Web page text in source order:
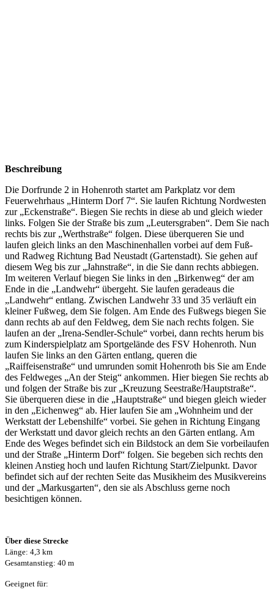
Beschreibung
Die Dorfrunde 2 in Hohenroth startet am Parkplatz vor dem
Feuerwehrhaus „Hinterm Dorf 7“. Sie laufen Richtung Nordwesten
zur „Eckenstraße“. Biegen Sie rechts in diese ab und gleich wieder
links. Folgen Sie der Straße bis zum „Leutersgraben“. Dem Sie nach
rechts bis zur „Werthstraße“ folgen. Diese überqueren Sie und
laufen gleich links an den Maschinenhallen vorbei auf dem Fuß-
und Radweg Richtung Bad Neustadt (Gartenstadt). Sie gehen auf
diesem Weg bis zur „Jahnstraße“, in die Sie dann rechts abbiegen.
Im weiteren Verlauf biegen Sie links in den „Birkenweg“ der am
Ende in die „Landwehr“ übergeht. Sie laufen geradeaus die
„Landwehr“ entlang. Zwischen Landwehr 33 und 35 verläuft ein
kleiner Fußweg, dem Sie folgen. Am Ende des Fußwegs biegen Sie
dann rechts ab auf den Feldweg, dem Sie nach rechts folgen. Sie
laufen an der „Irena-Sendler-Schule“ vorbei, dann rechts herum bis
zum Kinderspielplatz am Sportgelände des FSV Hohenroth. Nun
laufen Sie links an den Gärten entlang, queren die
„Raiffeisenstraße“ und umrunden somit Hohenroth bis Sie am Ende
des Feldweges „An der Steig“ ankommen. Hier biegen Sie rechts ab
und folgen der Straße bis zur „Kreuzung Seestraße/Hauptstraße“.
Sie überqueren diese in die „Hauptstraße“ und biegen gleich wieder
in den „Eichenweg“ ab. Hier laufen Sie am „Wohnheim und der
Werkstatt der Lebenshilfe“ vorbei. Sie gehen in Richtung Eingang
der Werkstatt und davor gleich rechts an den Gärten entlang. Am
Ende des Weges befindet sich ein Bildstock an dem Sie vorbeilaufen
und der Straße „Hinterm Dorf“ folgen. Sie begeben sich rechts den
kleinen Anstieg hoch und laufen Richtung Start/Zielpunkt. Davor
befindet sich auf der rechten Seite das Musikheim des Musikvereins
und der „Markusgarten“, den sie als Abschluss gerne noch
besichtigen können.
Über diese Strecke
Länge: 4,3 km
Gesamtanstieg: 40 m
Geeignet für: